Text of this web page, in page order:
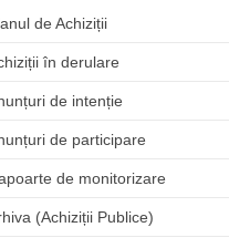
de Achiziții
în derulare
de intenție
de participare
de monitorizare
(Achiziții Publice)